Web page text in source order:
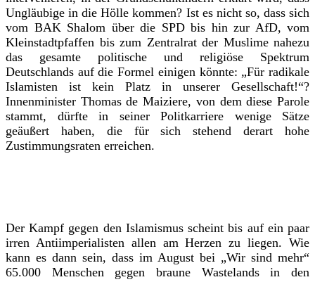
Ungläubige in die Hölle kommen? Ist es nicht so, dass sich
vom BAK Shalom über die SPD bis hin zur AfD, vom
Kleinstadtpfaffen bis zum Zentralrat der Muslime nahezu
das gesamte politische und religiöse Spektrum
Deutschlands auf die Formel einigen könnte: „Für radikale
Islamisten ist kein Platz in unserer Gesellschaft!“?
Innenminister Thomas de Maiziere, von dem diese Parole
stammt, dürfte in seiner Politkarriere wenige Sätze
geäußert haben, die für sich stehend derart hohe
Zustimmungsraten erreichen.
Der Kampf gegen den Islamismus scheint bis auf ein paar
irren Antiimperialisten allen am Herzen zu liegen. Wie
kann es dann sein, dass im August bei „Wir sind mehr“
65.000 Menschen gegen braune Wastelands in den